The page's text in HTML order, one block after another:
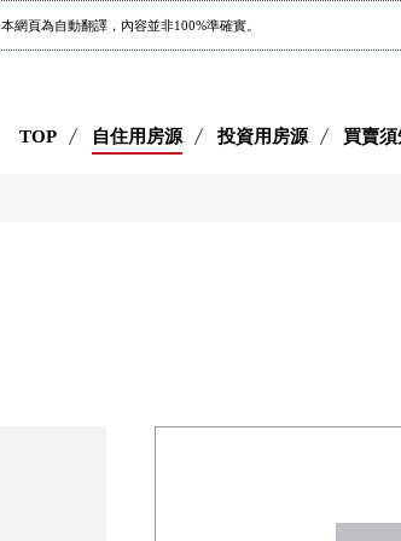
本網頁為自動翻譯，內容並非100%準確實。
TOP 自住用房源 投資用房源 買賣須